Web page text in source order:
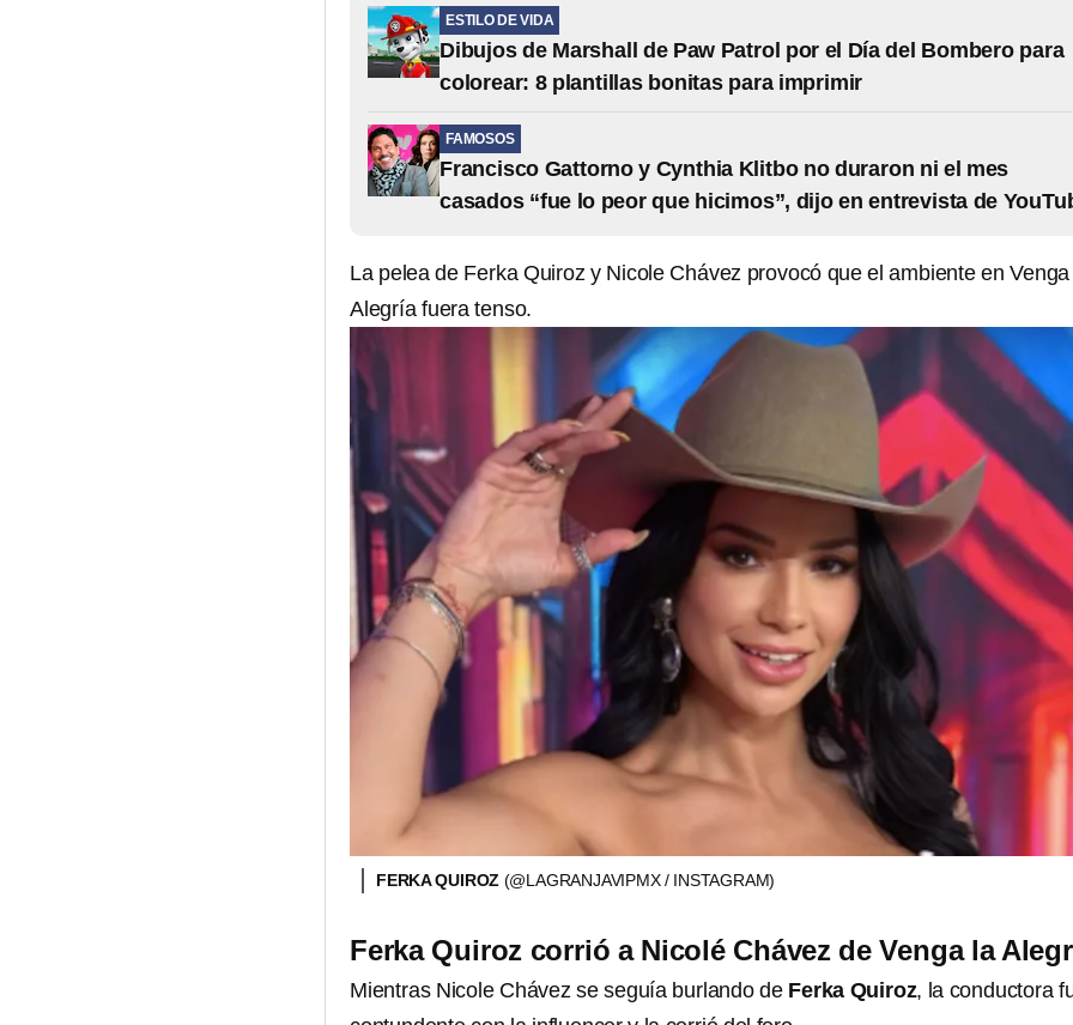
ESTILO DE VIDA
Dibujos de Marshall de Paw Patrol por el Día del Bombero para
colorear: 8 plantillas bonitas para imprimir
FAMOSOS
Francisco Gattorno y Cynthia Klitbo no duraron ni el mes
casados “fue lo peor que hicimos”, dijo en entrevista de
La pelea de Ferka Quiroz y Nicole Chávez provocó que el ambiente en
Alegría fuera tenso.
FERKA QUIROZ (@LAGRANJAVIPMX / INSTAGRAM)
Ferka Quiroz corrió a Nicolé Chávez de Venga la
Mientras Nicole Chávez se seguía burlando de Ferka Quiroz, la conductora